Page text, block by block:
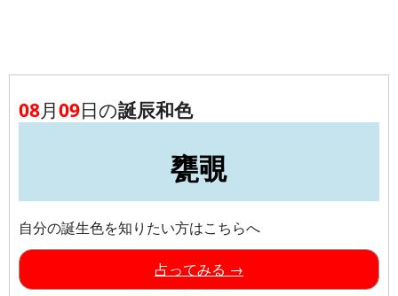
08月09日の誕辰和色
甕覗
自分の誕生色を知りたい方はこちらへ
占ってみる →